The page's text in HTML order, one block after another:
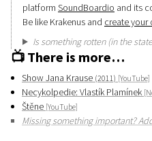
platform SoundBoardio and its
Be like Krakenus and create your
Is something rotten (in the
📺 There is more…
Show Jana Krause (2011) [YouTube]
Necykolpedie: Vlastík Plamínek
Štěne [YouTube]
Missing something important?